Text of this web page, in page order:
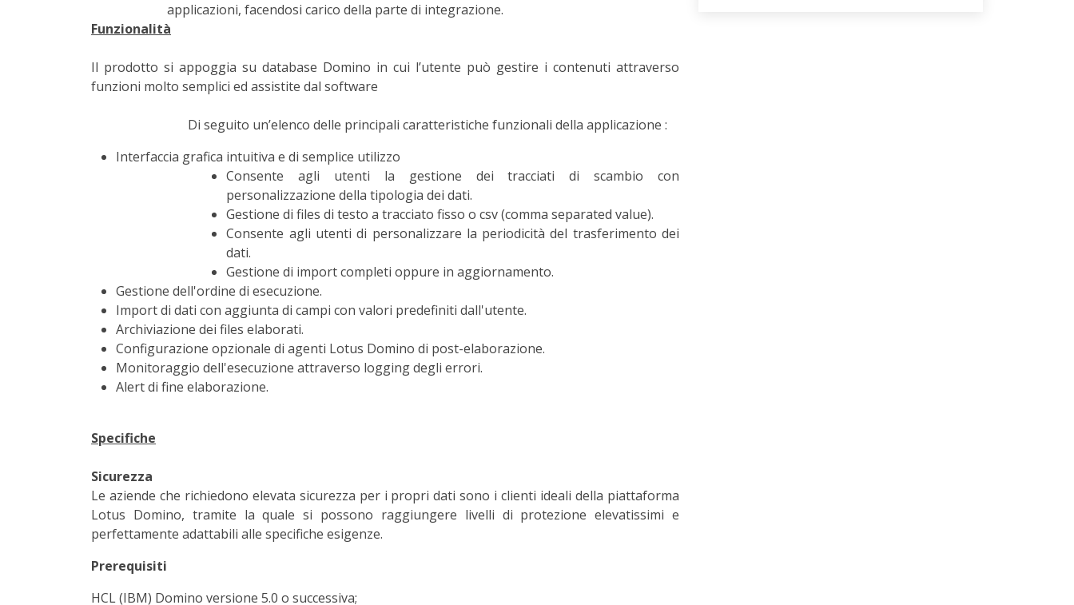
applicazioni, facendosi carico della parte di integrazione.
Funzionalità
Il prodotto si appoggia su database Domino in cui l’utente può gestire i contenuti attraverso
funzioni molto semplici ed assistite dal software
Di seguito un’elenco delle principali caratteristiche funzionali della applicazione :
Interfaccia grafica intuitiva e di semplice utilizzo
Consente agli utenti la gestione dei tracciati di scambio con
personalizzazione della tipologia dei dati.
Gestione di files di testo a tracciato fisso o csv (comma separated value).
Consente agli utenti di personalizzare la periodicità del trasferimento dei
dati.
Gestione di import completi oppure in aggiornamento.
Gestione dell'ordine di esecuzione.
Import di dati con aggiunta di campi con valori predefiniti dall'utente.
Archiviazione dei files elaborati.
Configurazione opzionale di agenti Lotus Domino di post-elaborazione.
Monitoraggio dell'esecuzione attraverso logging degli errori.
Alert di fine elaborazione.
Specifiche
Sicurezza
Le aziende che richiedono elevata sicurezza per i propri dati sono i clienti ideali della piattaforma
Lotus Domino, tramite la quale si possono raggiungere livelli di protezione elevatissimi e
perfettamente adattabili alle specifiche esigenze.
Prerequisiti
HCL (IBM) Domino versione 5.0 o successiva;